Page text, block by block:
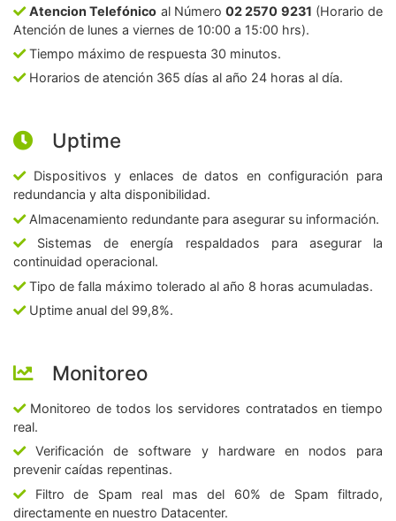
Atencion Telefónico al Número02 2570 9231 (Horario de
Atención de lunes a viernes de 10:00 a 15:00 hrs).
Tiempo máximo de respuesta 30 minutos.
Horarios de atención 365 días al año 24 horas al día.
Uptime
Dispositivos y enlaces de datos en configuración para
redundancia y alta disponibilidad.
Almacenamiento redundante para asegurar su información.
Sistemas de energía respaldados para asegurar la
continuidad operacional.
Tipo de falla máximo tolerado al año 8 horas acumuladas.
Uptime anual del 99,8%.
Monitoreo
Monitoreo de todos los servidores contratados en tiempo
real.
Verificación de software y hardware en nodos para
prevenir caídas repentinas.
Filtro de Spam real mas del 60% de Spam filtrado,
directamente en nuestro Datacenter.